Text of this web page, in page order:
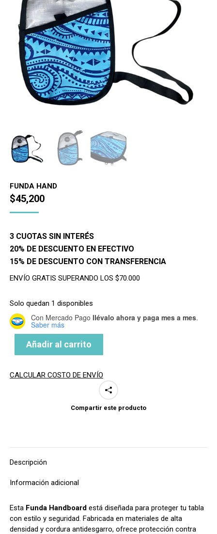
FUNDA HAND
$45,200
3 CUOTAS SIN INTERÉS
20% DE DESCUENTO EN EFECTIVO
15% DE DESCUENTO CON TRANSFERENCIA
ENVÍO GRATIS SUPERANDO LOS $70.000
Solo quedan 1 disponibles
Con Mercado Pago llévalo ahora y paga mes a mes.
Saber más
Añadir al carrito
CALCULAR COSTO DE ENVÍO
Compartir este producto
Descripción
Información adicional
Esta Funda Handboard está diseñada para proteger tu tabla
con estilo y seguridad. Fabricada en materiales de alta
densidad y cordura antidesgarro, ofrece protección contra